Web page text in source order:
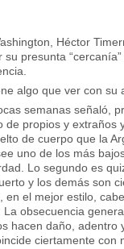
Héctor
presunta
algo que ver con su
semanas señaló,
propios y extraños
de cuerpo que la
uno de los más
Lo segundo es
y los demás son
el mejor estilo,
obsecuencia
hacen daño,
ciertamente con